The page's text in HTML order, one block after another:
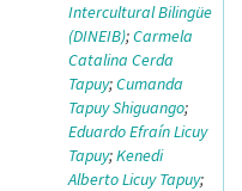
Intercultural Bilingüe
(DINEIB);Carmela
Catalina Cerda
Tapuy;Cumanda
Tapuy Shiguango;
Eduardo Efraín Licuy
Tapuy;Kenedi
Alberto Licuy Tapuy;